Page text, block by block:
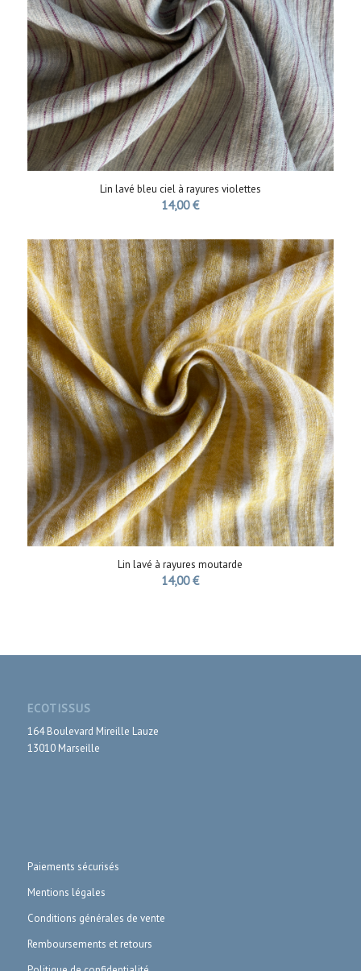
Lin lavé bleu ciel à rayures violettes
14,00€
Lin lavé à rayures moutarde
14,00€
ECOTISSUS
164 Boulevard Mireille Lauze
13010 Marseille
Paiements sécurisés
Mentions légales
Conditions générales de vente
Remboursements et retours